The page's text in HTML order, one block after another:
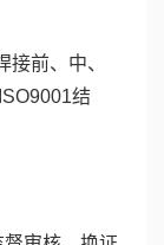
前、中、
结